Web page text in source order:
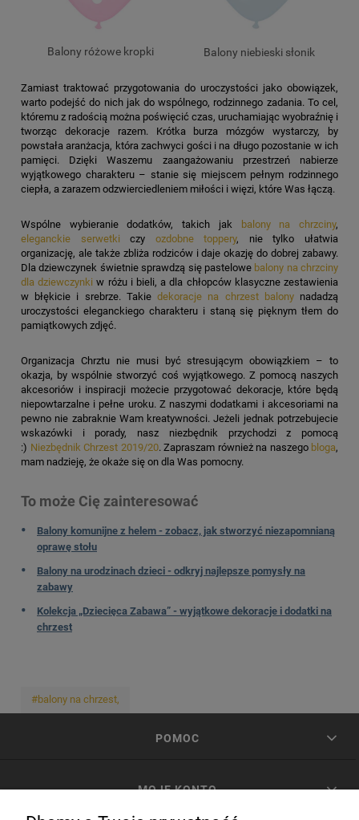
Balony różowe kropki Balony niebieski słonik
Zamiast traktować przygotowania do uroczystości jako obowiązek,
warto podejść do nich jak do wspólnego, rodzinnego zadania. To cel,
któremu z radością można poświęcić czas, uruchamiając wyobraźnię i
tworząc dekoracje razem. Krótka burza mózgów wystarczy, by
powstała aranżacja, która zachwyci gości i na długo pozostanie w ich
pamięci. Dzięki Waszemu zaangażowaniu przestrzeń nabierze
wyjątkowego charakteru – stanie się miejscem pełnym rodzinnego
ciepła, a zarazem odzwierciedleniem miłości i więzi, które Was łączą.
Wspólne wybieranie dodatków, takich jak balony na chrzciny,
eleganckie serwetki czy ozdobne toppery, nie tylko ułatwia
organizację, ale także zbliża rodziców i daje okazję do dobrej zabawy.
Dla dziewczynek świetnie sprawdzą się pastelowe balony na chrzciny
dla dziewczynki w różu i bieli, a dla chłopców klasyczne zestawienia
w błękicie i srebrze. Takiedekoracje na chrzest balonynadadzą
uroczystości eleganckiego charakteru i staną się pięknym tłem do
pamiątkowych zdjęć.
Organizacja Chrztu nie musi być stresującym obowiązkiem – to
okazja, by wspólnie stworzyć coś wyjątkowego. Z pomocą naszych
akcesoriów i inspiracji możecie przygotować dekoracje, które będą
niepowtarzalne i pełne uroku. Z naszymi dodatkami i akcesoriami na
pewno nie zabraknie Wam kreatywności. Jeżeli jednak potrzebujecie
wskazówki i porady, nasz niezbędnik przychodzi z pomocą
:) Niezbędnik Chrzest 2019/20. Zapraszam również na naszego bloga,
mam nadzieję, że okaże się on dla Was pomocny.
To może Cię zainteresować
Balony komunijne z helem - zobacz, jak stworzyć niezapomnianą
oprawę stołu
Balony na urodzinach dzieci - odkryj najlepsze pomysły na
zabawy
Kolekcja „Dziecięca Zabawa” - wyjątkowe dekoracje i dodatki na
chrzest
#balony na chrzest,
POMOC
MOJE KONTO